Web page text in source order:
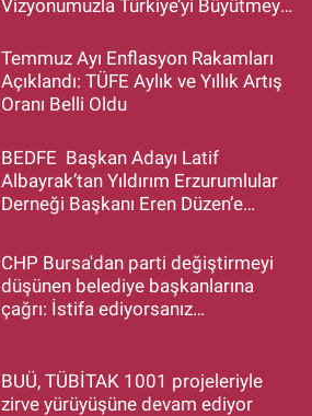
Vizyonumuzla Türkiye’yi Büyütmeye
Temmuz Ayı Enflasyon Rakamları
Açıklandı: TÜFE Aylık ve Yıllık Artış
Oranı Belli Oldu
BEDFE Başkan Adayı Latif
Albayrak’tan Yıldırım Erzurumlular
Derneği Başkanı Eren Düzen’e
CHP Bursa'dan parti değiştirmeyi
düşünen belediye başkanlarına
çağrı: İstifa ediyorsanız
BUÜ, TÜBİTAK 1001 projeleriyle
zirve yürüyüşüne devam ediyor